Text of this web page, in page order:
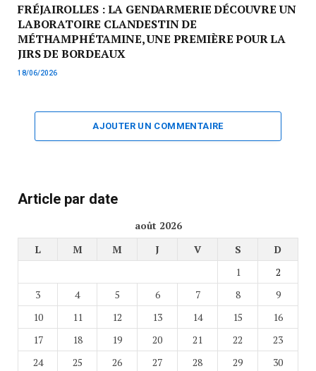
FRÉJAIROLLES : LA GENDARMERIE DÉCOUVRE UN
LABORATOIRE CLANDESTIN DE
MÉTHAMPHÉTAMINE, UNE PREMIÈRE POUR LA
JIRS DE BORDEAUX
18/06/2026
AJOUTER UN COMMENTAIRE
Article par date
août 2026
L
M M J V S
D
1
2
3
4 5 6 7 8
9
10
11 12 13 14 15
16
17
18 19 20 21 22
23
24
25 26 27 28 29
30